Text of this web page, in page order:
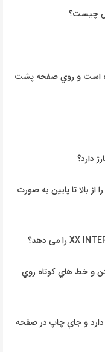
چیست؟
است و روي صفحه پشت
از بالا تا پایین به صورت
XX را می دهد؟
و خط هاي كوتاه روي
دارد و جاي چاپ در صفحه